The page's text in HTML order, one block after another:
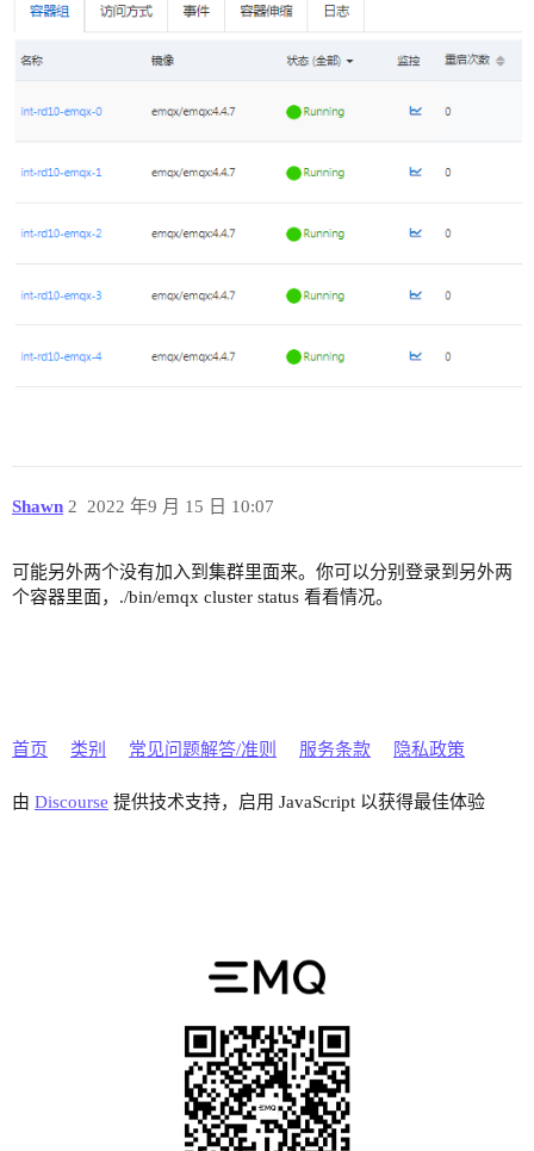
Shawn 2022 年9 月 15 日 10:07
2
可能另外两个没有加入到集群里面来。你可以分别登录到另外两
个容器里面，./bin/emqx cluster status 看看情况。
首页 类别 常见问题解答/准则 服务条款 隐私政策
由 Discourse 提供技术支持，启用 JavaScript 以获得最佳体验